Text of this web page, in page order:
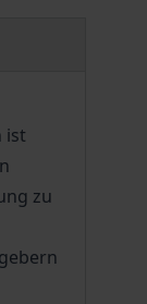
ist
zu